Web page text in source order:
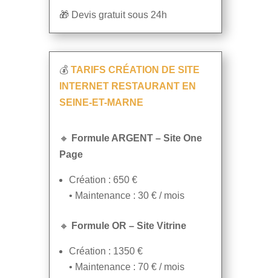
🎁 Devis gratuit sous 24h
💰 TARIFS CRÉATION DE SITE
INTERNET RESTAURANT EN
SEINE-ET-MARNE
🔸
Formule ARGENT – Site One
Page
Création : 650 €
• Maintenance : 30 € / mois
🔸 Formule OR – Site Vitrine
Création : 1350 €
• Maintenance : 70 € / mois